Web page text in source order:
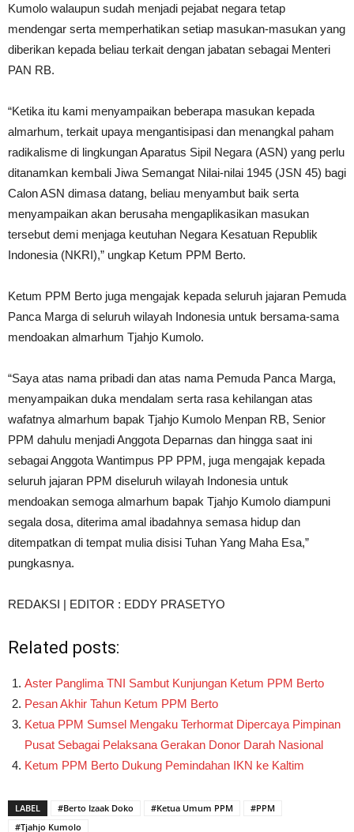
Kumolo walaupun sudah menjadi pejabat negara tetap
mendengar serta memperhatikan setiap masukan-masukan yang
diberikan kepada beliau terkait dengan jabatan sebagai Menteri
PAN RB.
“Ketika itu kami menyampaikan beberapa masukan kepada
almarhum, terkait upaya mengantisipasi dan menangkal paham
radikalisme di lingkungan Aparatus Sipil Negara (ASN) yang perlu
ditanamkan kembali Jiwa Semangat Nilai-nilai 1945 (JSN 45) bagi
Calon ASN dimasa datang, beliau menyambut baik serta
menyampaikan akan berusaha mengaplikasikan masukan
tersebut demi menjaga keutuhan Negara Kesatuan Republik
Indonesia (NKRI),” ungkap Ketum PPM Berto.
Ketum PPM Berto juga mengajak kepada seluruh jajaran Pemuda
Panca Marga di seluruh wilayah Indonesia untuk bersama-sama
mendoakan almarhum Tjahjo Kumolo.
“Saya atas nama pribadi dan atas nama Pemuda Panca Marga,
menyampaikan duka mendalam serta rasa kehilangan atas
wafatnya almarhum bapak Tjahjo Kumolo Menpan RB, Senior
PPM dahulu menjadi Anggota Deparnas dan hingga saat ini
sebagai Anggota Wantimpus PP PPM, juga mengajak kepada
seluruh jajaran PPM diseluruh wilayah Indonesia untuk
mendoakan semoga almarhum bapak Tjahjo Kumolo diampuni
segala dosa, diterima amal ibadahnya semasa hidup dan
ditempatkan di tempat mulia disisi Tuhan Yang Maha Esa,”
pungkasnya.
REDAKSI | EDITOR : EDDY PRASETYO
Related posts:
Aster Panglima TNI Sambut Kunjungan Ketum PPM Berto
Pesan Akhir Tahun Ketum PPM Berto
Ketua PPM Sumsel Mengaku Terhormat Dipercaya Pimpinan
Pusat Sebagai Pelaksana Gerakan Donor Darah Nasional
Ketum PPM Berto Dukung Pemindahan IKN ke Kaltim
LABEL #Berto Izaak Doko #Ketua Umum PPM
#PPM
#Tjahjo Kumolo